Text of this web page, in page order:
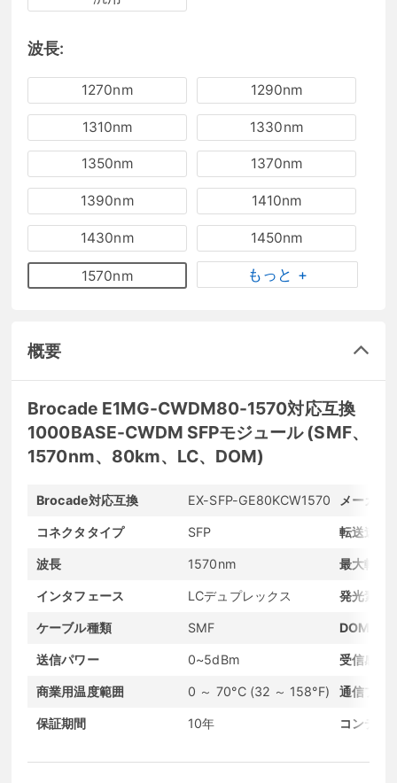
波長:
1270nm 1290nm
1310nm 1330nm
1350nm 1370nm
1390nm 1410nm
1430nm 1450nm
1570nm もっと +
概要
Brocade E1MG-CWDM80-1570対応互換
1000BASE-CWDM SFPモジュール (SMF、
1570nm、80km、LC、DOM)
Brocade対応互換 EX-SFP-GE80KCW1570 メーカー
コネクタタイプ SFP 転送速度
波長 1570nm 最大転送
インタフェース LCデュプレックス 発光素子
ケーブル種類 SMF DOMサ
送信パワー 0~5dBm 受信感度
商業用温度範囲 0 ～ 70°C (32 ～ 158°F) 通信プロ
保証期間 10年 コンディ